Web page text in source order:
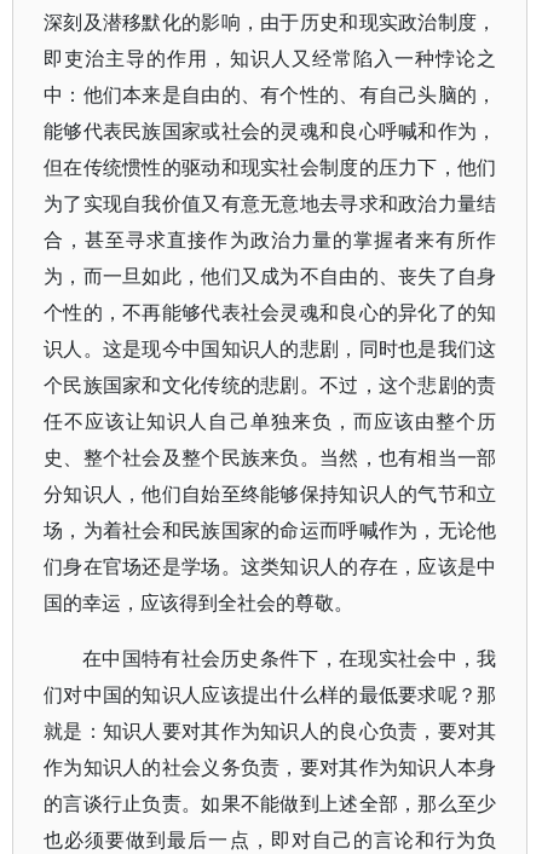
深刻及潜移默化的影响，由于历史和现实政治制度，
即吏治主导的作用，知识人又经常陷入一种悖论之
中：他们本来是自由的、有个性的、有自己头脑的，
能够代表民族国家或社会的灵魂和良心呼喊和作为，
但在传统惯性的驱动和现实社会制度的压力下，他们
为了实现自我价值又有意无意地去寻求和政治力量结
合，甚至寻求直接作为政治力量的掌握者来有所作
为，而一旦如此，他们又成为不自由的、丧失了自身
个性的，不再能够代表社会灵魂和良心的异化了的知
识人。这是现今中国知识人的悲剧，同时也是我们这
个民族国家和文化传统的悲剧。不过，这个悲剧的责
任不应该让知识人自己单独来负，而应该由整个历
史、整个社会及整个民族来负。当然，也有相当一部
分知识人，他们自始至终能够保持知识人的气节和立
场，为着社会和民族国家的命运而呼喊作为，无论他
们身在官场还是学场。这类知识人的存在，应该是中
国的幸运，应该得到全社会的尊敬。
在中国特有社会历史条件下，在现实社会中，我
们对中国的知识人应该提出什么样的最低要求呢？那
就是：知识人要对其作为知识人的良心负责，要对其
作为知识人的社会义务负责，要对其作为知识人本身
的言谈行止负责。如果不能做到上述全部，那么至少
也必须要做到最后一点，即对自己的言论和行为负